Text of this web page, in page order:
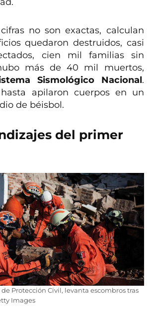
no son exactas, calculan
quedaron destruidos, casi
cien mil familias sin
más de 40 mil muertos,
Sismológico Nacional.
apilaron cuerpos en un
de béisbol.
del primer
de Protección Civil, levanta escombros tras
Images